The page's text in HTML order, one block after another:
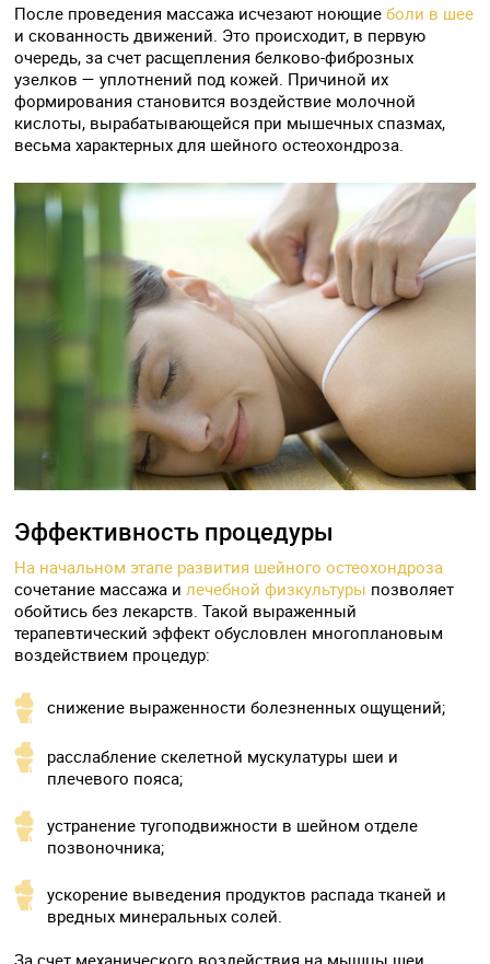
После проведения массажа исчезают ноющиеболи в шее
и скованность движений. Это происходит, в первую
очередь, за счет расщепления белково-фиброзных
узелков — уплотнений под кожей. Причиной их
формирования становится воздействие молочной
кислоты, вырабатывающейся при мышечных спазмах,
весьма характерных для шейного остеохондроза.
Эффективность процедуры
На начальном этапе развития шейного остеохондроза
сочетание массажа и лечебной физкультуры позволяет
обойтись без лекарств. Такой выраженный
терапевтический эффект обусловлен многоплановым
воздействием процедур:
снижение выраженности болезненных ощущений;
расслабление скелетной мускулатуры шеи и
плечевого пояса;
устранение тугоподвижности в шейном отделе
позвоночника;
ускорение выведения продуктов распада тканей и
вредных минеральных солей.
За счет механического воздействия на мышцы шеи